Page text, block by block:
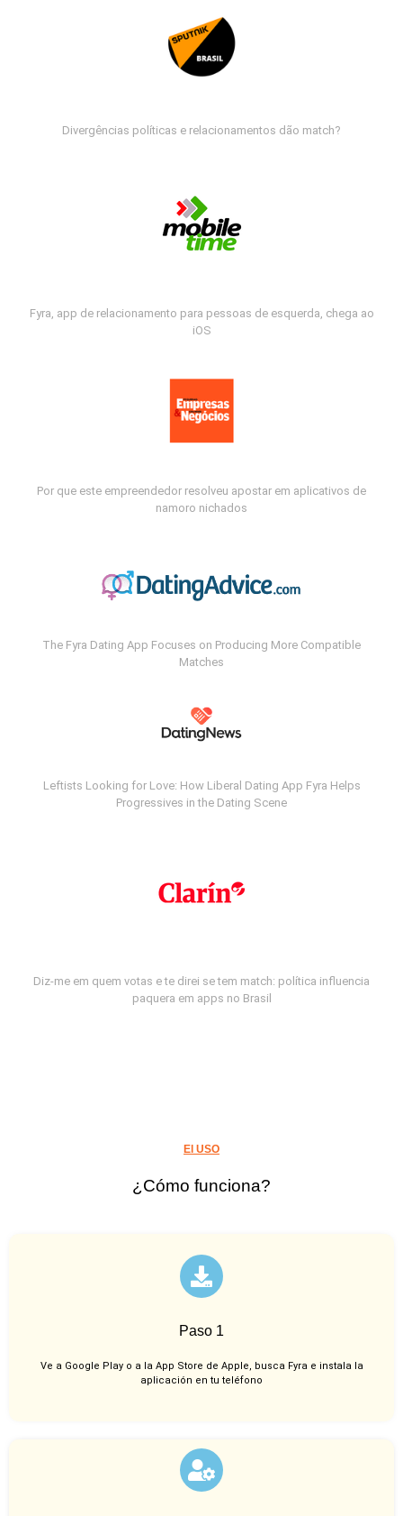
Divergências políticas e relacionamentos dão match?
Fyra, app de relacionamento para pessoas de esquerda, chega ao
iOS
Por que este empreendedor resolveu apostar em aplicativos de
namoro nichados
The Fyra Dating App Focuses on Producing More Compatible
Matches
Leftists Looking for Love: How Liberal Dating App Fyra Helps
Progressives in the Dating Scene
Diz-me em quem votas e te direi se tem match: política influencia
paquera em apps no Brasil
El USO
¿Cómo funciona?
Paso 1
Ve a Google Play o a la App Store de Apple, busca Fyra e instala la
aplicación en tu teléfono